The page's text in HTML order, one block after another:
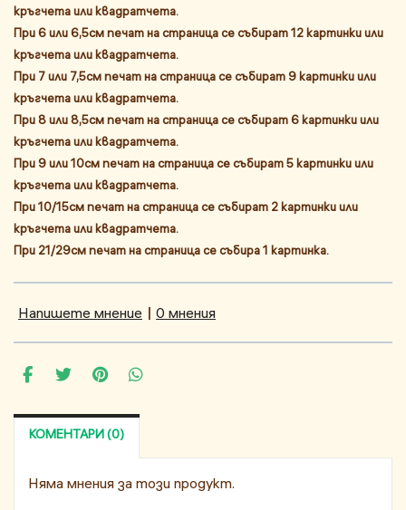
кръгчета или квадратчета.
При 6 или 6,5см печат на страница се събират 12 картинки или
кръгчета или квадратчета.
При 7 или 7,5см печат на страница се събират 9 картинки или
кръгчета или квадратчета.
При 8 или 8,5см печат на страница се събират 6 картинки или
кръгчета или квадратчета.
При 9 или 10см печат на страница се събират 5 картинки или
кръгчета или квадратчета.
При 10/15см печат на страница се събират 2 картинки или
кръгчета или квадратчета.
При 21/29см печат на страница се събира 1 картинка.
Напишете мнение | 0 мнения
КОМЕНТАРИ (0)
Няма мнения за този продукт.